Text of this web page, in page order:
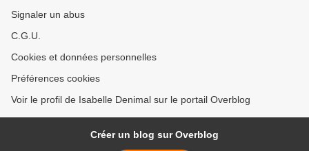
Signaler un abus
C.G.U.
Cookies et données personnelles
Préférences cookies
Voir le profil de Isabelle Denimal sur le portail Overblog
Créer un blog sur Overblog